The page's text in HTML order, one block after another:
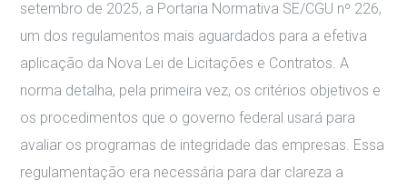
setembro de 2025, a Portaria Normativa SE/CGU nº 226,
um dos regulamentos mais aguardados para a efetiva
aplicação da Nova Lei de Licitações e Contratos. A
norma detalha, pela primeira vez, os critérios objetivos e
os procedimentos que o governo federal usará para
avaliar os programas de integridade das empresas. Essa
regulamentação era necessária para dar clareza a